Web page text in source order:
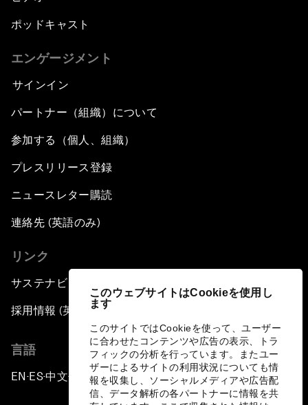
このウェブサイトはCookieを使用し
ます
このサイトではCookieを使って、ユーザー
に合わせたコンテンツや広告の表示、トラ
フィックの分析を行っています。またユー
ザーによるサイトの利用状況についても情
報を収集し、ソーシャルメディアや広告配
信、データ解析の各パートナーに情報を共
ポッドキャスト
エンゲージメント
サインイン
パートナー（組織）について
参加する（個人、組織）
プレスリリース登録
ニュースレター購読
連絡先 (英語のみ)
リンク
サステナビリティへの取り組み
採用情報 (英語のみ)
言語
EN ▪ ES▪中文▪ 日本語